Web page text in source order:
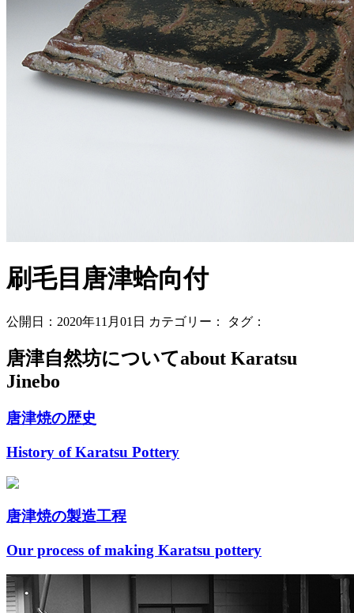
刷毛目唐津蛤向付
公開日：2020年11月01日 カテゴリー： タグ：
唐津自然坊についてabout Karatsu
Jinebo
唐津焼の歴史
History of Karatsu Pottery
唐津焼の製造工程
Our process of making Karatsu pottery